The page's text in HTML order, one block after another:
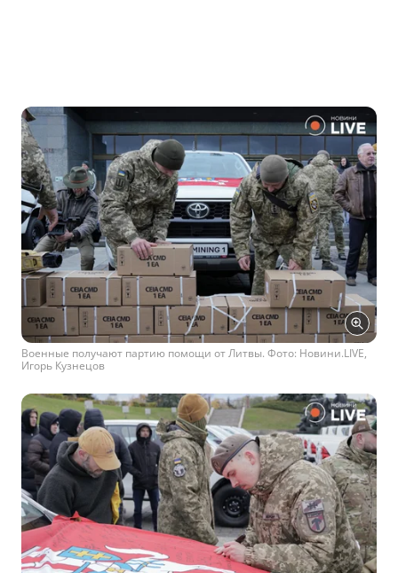
Военные получают партию помощи от Литвы. Фото: Новини.LIVE,
Игорь Кузнецов